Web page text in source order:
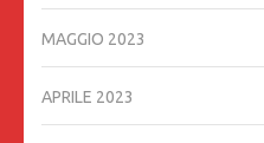
MAGGIO 2023
APRILE 2023